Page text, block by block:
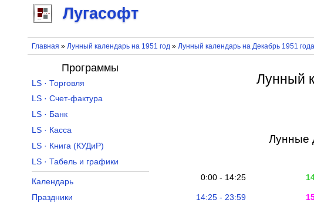
Лугасофт
Главная » Лунный календарь на 1951 год» Лунный календарь на Декабрь 1951 года
Лунный
Лунные
0:00 - 14:25
14:25 - 23:59
Программы
LS · Торговля
LS · Счет-фактура
LS · Банк
LS · Касса
LS · Книга (КУДиР)
LS · Табель и графики
Календарь
Праздники